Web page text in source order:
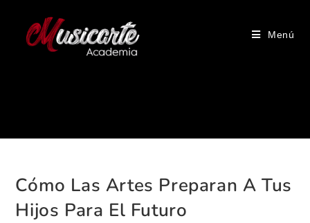
Menú
Cómo Las Artes Preparan A Tus
Hijos Para El Futuro